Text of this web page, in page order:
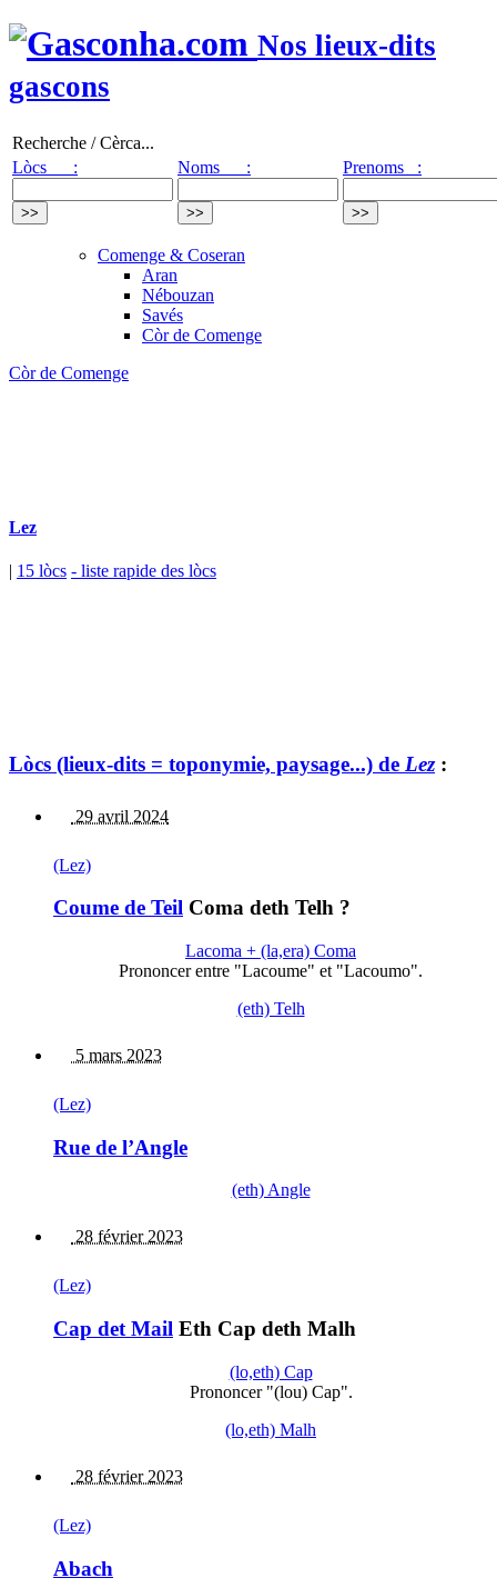
Nos lieux-dits
gascons
Recherche / Cèrca...
Lòcs :
Noms : Prenoms :
Comenge & Coseran
Aran
Nébouzan
Savés
Còr de Comenge
Còr de Comenge
Lez
| 15 lòcs - liste rapide des lòcs
Lòcs (lieux-dits = toponymie, paysage...) de Lez:
29 avril 2024
(Lez)
Coume de Teil Coma deth Telh ?
Lacoma + (la,era) Coma
Prononcer entre "Lacoume" et "Lacoumo".
(eth) Telh
5 mars 2023
(Lez)
Rue de l’Angle
(eth) Angle
28 février 2023
(Lez)
Cap det Mail Eth Cap deth Malh
(lo,eth) Cap
Prononcer "(lou) Cap".
(lo,eth) Malh
28 février 2023
(Lez)
Abach